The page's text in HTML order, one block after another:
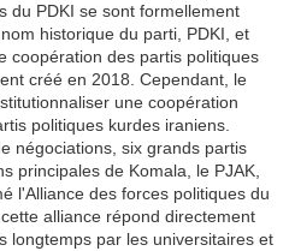
du PDKI se sont formellement
historique du parti, PDKI, et
coopération des partis politiques
créé en 2018. Cependant, le
une coopération
politiques kurdes iraniens.
négociations, six grands partis
principales de Komala, le PJAK,
l'Alliance des forces politiques du
alliance répond directement
longtemps par les universitaires et